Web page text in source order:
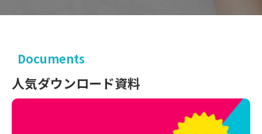
Documents
人気ダウンロード資料